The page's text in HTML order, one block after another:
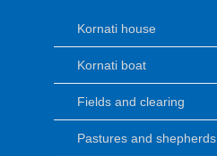
Kornati house
Kornati boat
Fields and clearing
Pastures and shepherds